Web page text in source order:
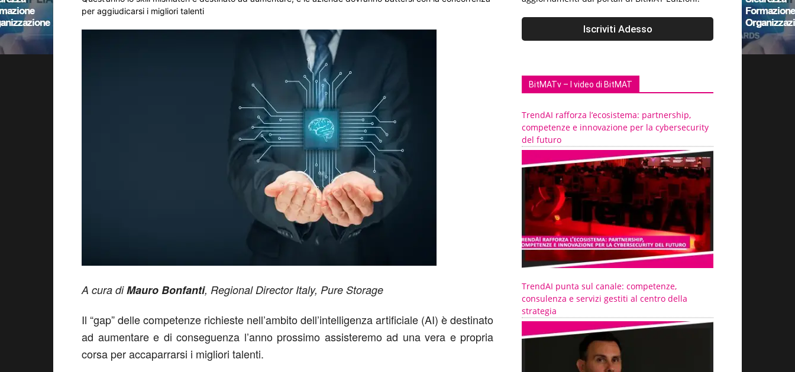
per aggiudicarsi i migliori talenti
A cura diMauro Bonfanti, Regional Director Italy, Pure Storage
Il “gap” delle competenze richieste nell’ambito dell’intelligenza artificiale (AI) è destinato
ad aumentare e di conseguenza l’anno prossimo assisteremo ad una vera e propria
corsa per accaparrarsi i migliori talenti.
BitMATv – I video di BitMAT
TrendAI rafforza l’ecosistema: partnership,
competenze e innovazione per la cybersecurity
del futuro
TrendAI punta sul canale: competenze,
consulenza e servizi gestiti al centro della
strategia